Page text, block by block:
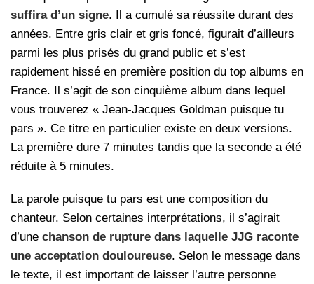
suffira d’un signe. Il a cumulé sa réussite durant des
années. Entre gris clair et gris foncé, figurait d’ailleurs
parmi les plus prisés du grand public et s’est
rapidement hissé en première position du top albums en
France. Il s’agit de son cinquième album dans lequel
vous trouverez « Jean-Jacques Goldman puisque tu
pars ». Ce titre en particulier existe en deux versions.
La première dure 7 minutes tandis que la seconde a été
réduite à 5 minutes.
La parole puisque tu pars est une composition du
chanteur. Selon certaines interprétations, il s’agirait
d’une chanson de rupture dans laquelle JJG raconte
une acceptation douloureuse. Selon le message dans
le texte, il est important de laisser l’autre personne